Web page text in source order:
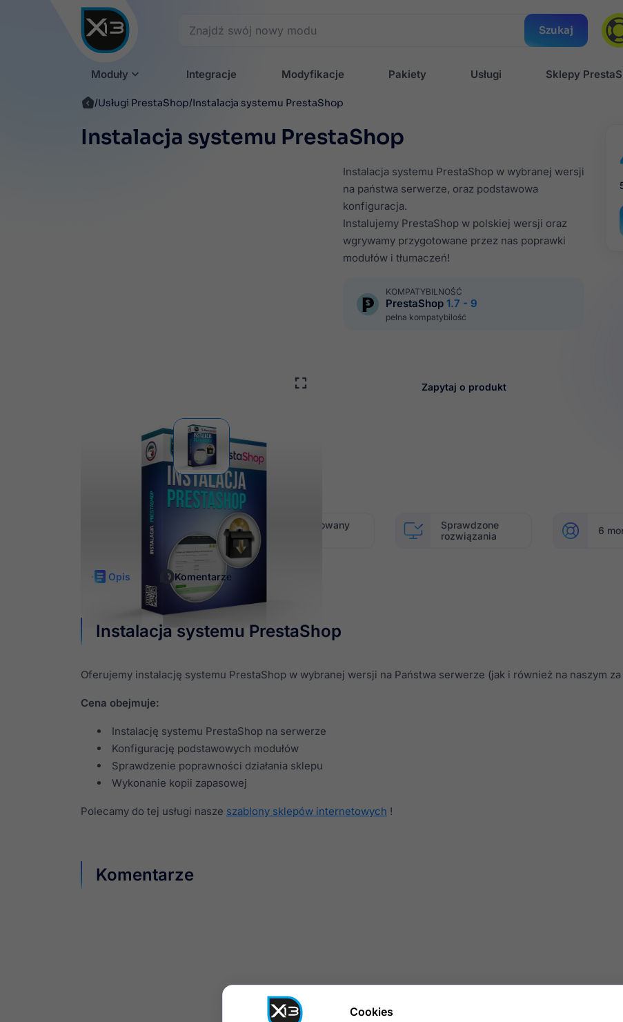
Szukaj
Moduły Integracje Modyfikacje Pakiety Usługi Sklepy
Usługi PrestaShop Instalacja systemu PrestaShop
Instalacja systemu PrestaShop

Instalacja systemu PrestaShop w wybranej wersji
na państwa serwerze, oraz podstawowa
konfiguracja.
Instalujemy PrestaShop w polskiej wersji oraz
wgrywamy przygotowane przez nas poprawki
modułów i tłumaczeń!
KOMPATYBILNOŚĆ
PrestaShop 1.7 - 9
pełna kompatybilość
Zapytaj o produkt
Darmowe
aktualizacje
Nielimitowany
Sprawdzone
rozwiązania
6
Opis Komentarze
Instalacja systemu PrestaShop
Oferujemy instalację systemu PrestaShop w wybranej wersji na Państwa serwerze (jak i również na naszym za
Cena obejmuje:
Instalację systemu PrestaShop na serwerze
Konfigurację podstawowych modułów
Sprawdzenie poprawności działania sklepu
Wykonanie kopii zapasowej
Polecamy do tej usługi nasze szablony sklepów internetowych !
Komentarze
Cookies